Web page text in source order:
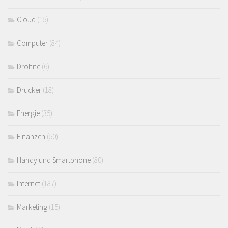
Cloud (15)
Computer (84)
Drohne (6)
Drucker (18)
Energie (35)
Finanzen (50)
Handy und Smartphone (80)
Internet (187)
Marketing (15)